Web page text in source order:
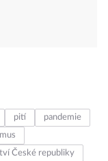
pití
pandemie
České republiky